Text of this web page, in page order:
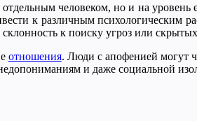
человеком, но и на уровень
к различным психологическим
к поиску угроз или
отношения. Люди с апофенией могут
и даже социальной